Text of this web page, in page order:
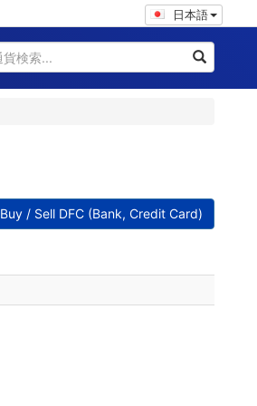
日本語
Buy / Sell DFC (Bank, Credit Card)